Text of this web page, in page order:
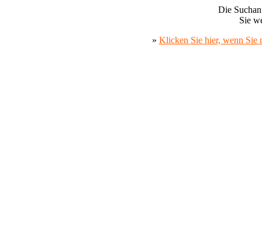
Die
Sie
» Klicken Sie hier, wenn Sie